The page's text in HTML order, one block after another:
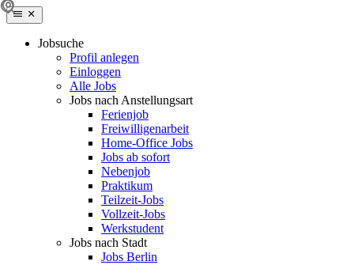
Jobsuche
Profil anlegen
Einloggen
Alle Jobs
Jobs nach Anstellungsart
Ferienjob
Freiwilligenarbeit
Home-Office Jobs
Jobs ab sofort
Nebenjob
Praktikum
Teilzeit-Jobs
Vollzeit-Jobs
Werkstudent
Jobs nach Stadt
Jobs Berlin